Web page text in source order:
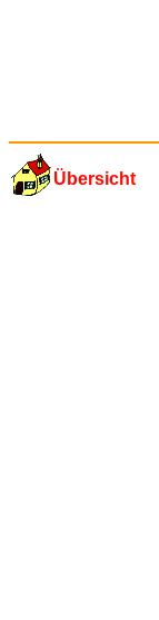
Übersicht